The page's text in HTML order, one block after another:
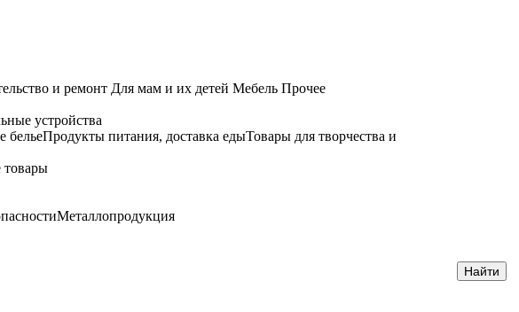
и ремонт Для мам и их детей Мебель Прочее
устройства
бельеПродукты питания, доставка едыТовары для творчества и
Металлопродукция